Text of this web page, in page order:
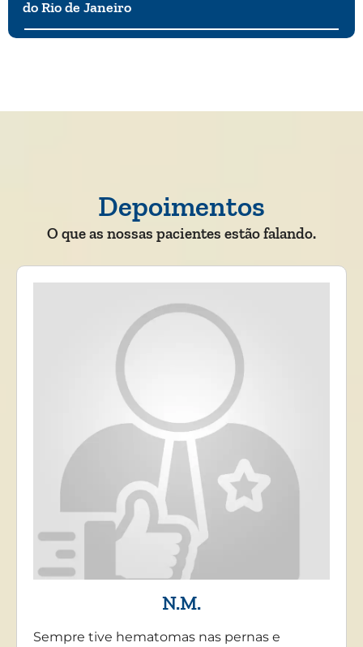
do Rio de Janeiro
Depoimentos
O que as nossas pacientes estão falando.
N.M.
Sempre tive hematomas nas pernas e